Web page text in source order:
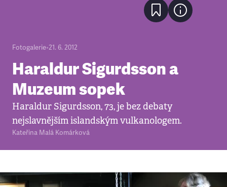
Fotogalerie•21. 6. 2012
Haraldur Sigurdsson a
Muzeum sopek
Haraldur Sigurdsson, 73, je bez debaty
nejslavnějším islandským vulkanologem.
Kateřina Malá Komárková